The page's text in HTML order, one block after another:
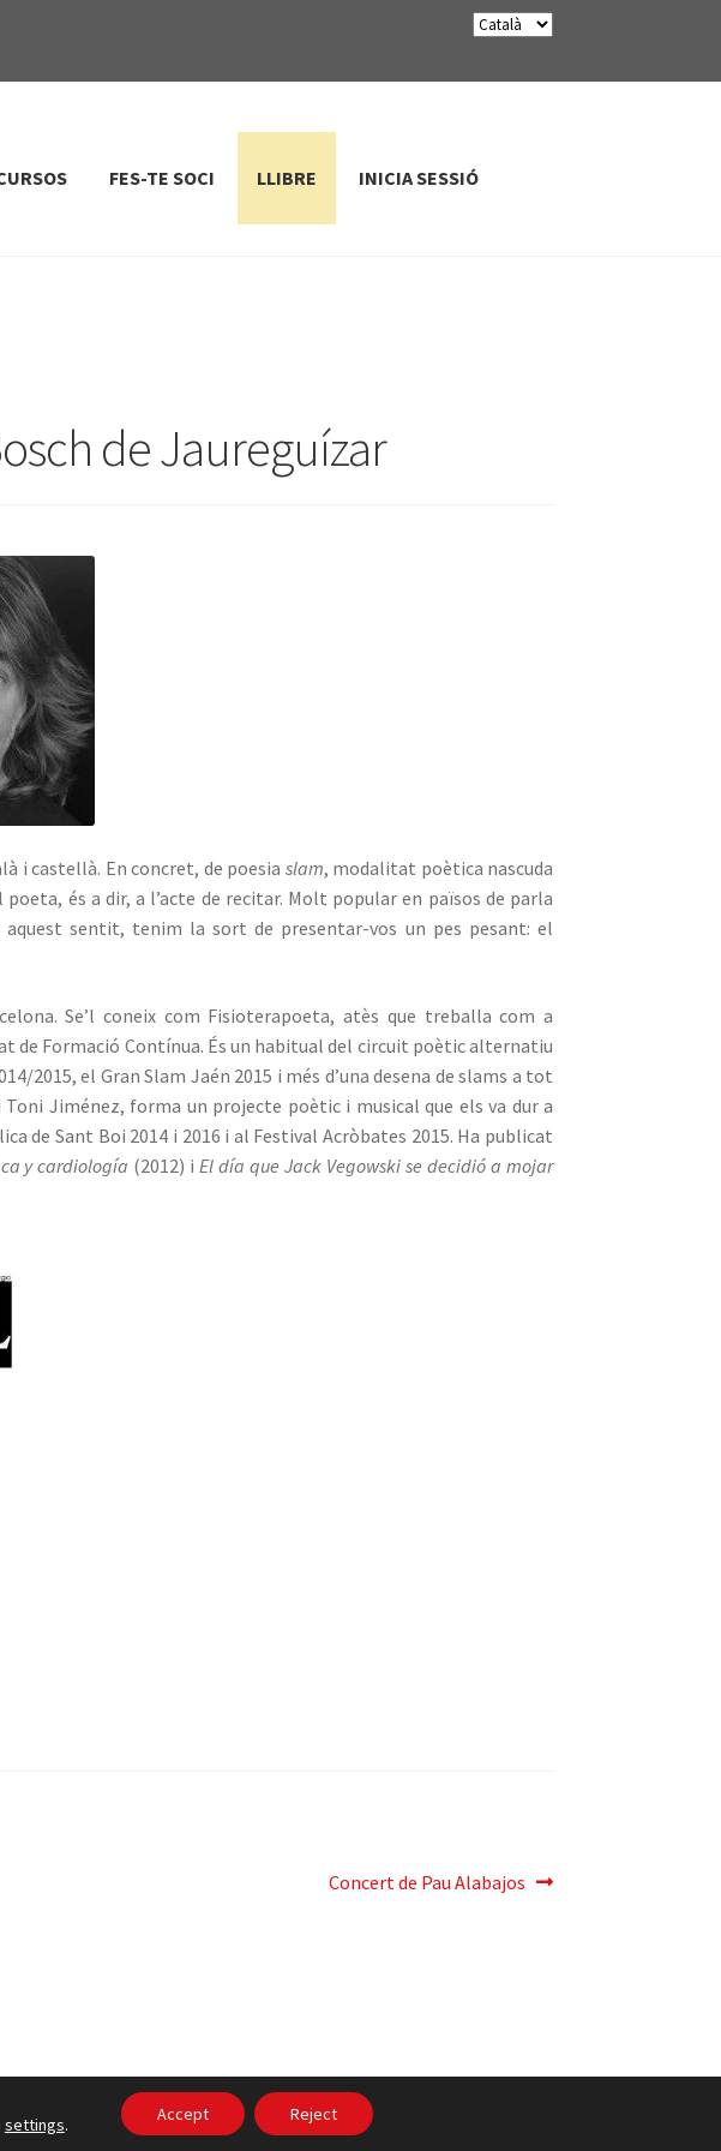
FES-TE SOCI LLIBRE INICIA SESSIÓ
de Jaureguízar
i castellà. En concret, de poesia slam, modalitat poètica nascuda
és a dir, a l’acte de recitar. Molt popular en països de parla
aquest sentit, tenim la sort de presentar-vos un pes pesant: el
Se’l coneix com Fisioterapoeta, atès que treballa com a
de Formació Contínua. És un habitual del circuit poètic alternatiu
el Gran Slam Jaén 2015 i més d’una desena de slams a tot
Jiménez, forma un projecte poètic i musical que els va dur a
de Sant Boi 2014 i 2016 i al Festival Acròbates 2015. Ha publicat
y cardiología (2012) i El día que Jack Vegowski se decidió a mojar
Pròxima
Concert de Pau Alabajos
– Política de privacitat
settings. Accept Reject